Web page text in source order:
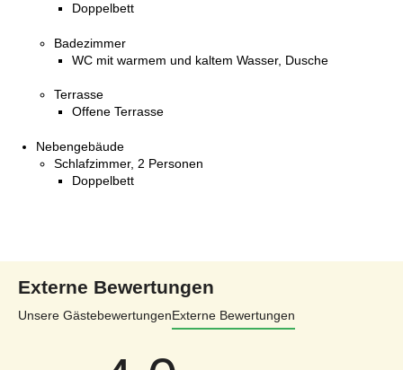
Doppelbett
Badezimmer
WC mit warmem und kaltem Wasser, Dusche
Terrasse
Offene Terrasse
Nebengebäude
Schlafzimmer, 2 Personen
Doppelbett
Externe Bewertungen
Unsere GästebewertungenExterne Bewertungen